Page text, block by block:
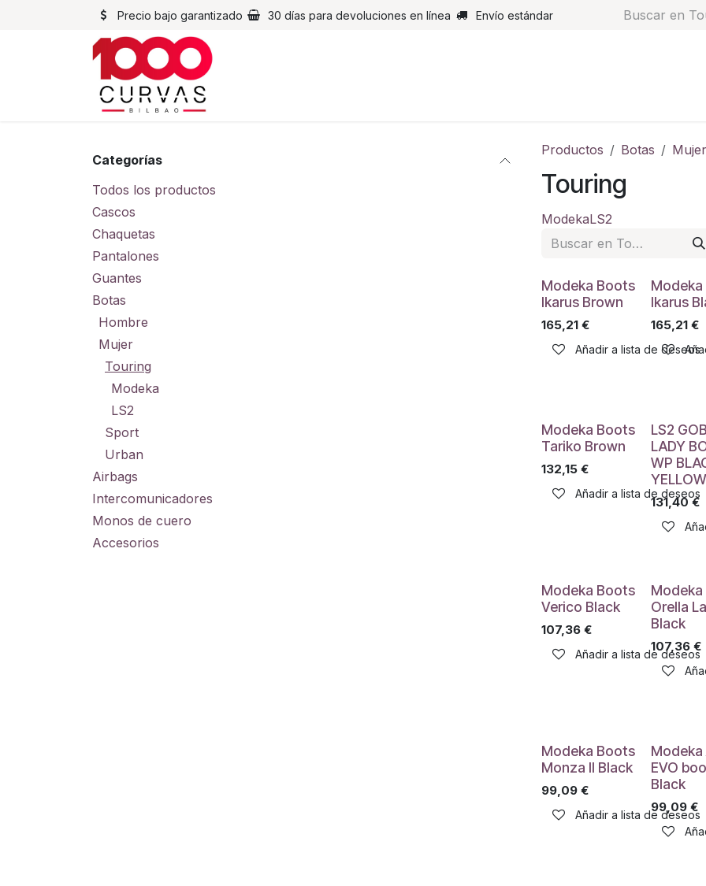
Precio bajo garantizado 30 días para devoluciones en línea Envío estándar
Categorías
Todos los productos
Cascos
Chaquetas
Pantalones
Guantes
Botas
Hombre
Mujer
Touring
Modeka
LS2
Sport
Urban
Airbags
Intercomunicadores
Monos de cuero
Accesorios
Productos Botas Mujer
Touring
ModekaLS2
Modeka Boots
Ikarus Brown
165,21 €
Añadir a lista de deseos
Ikarus
165,21€
Modeka Boots
Tariko Brown
132,15 €
Añadir a lista de deseos
LS2
LADY
WP
YELLOW
131,40€
Modeka Boots
Verico Black
107,36 €
Añadir a lista de deseos
Orella
Black
107,36€
Modeka Boots
Monza II Black
99,09 €
Añadir a lista de deseos
Modeka
EVO
Black
99,09€